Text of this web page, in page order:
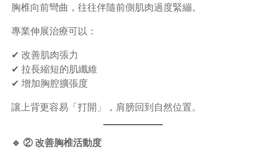
胸椎向前彎曲，往往伴隨前側肌肉過度緊繃。
專業伸展治療可以：
✔ 改善肌肉張力
✔ 拉長縮短的肌纖維
✔ 增加胸腔擴張度
讓上背更容易「打開」，肩膀回到自然位置。
🔹 ② 改善胸椎活動度